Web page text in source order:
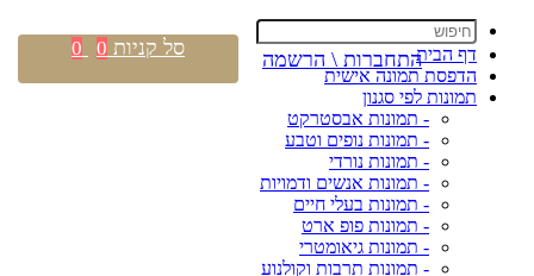
דף הבית
הדפסת תמונה אישית
תמונות לפי סגנון
- תמונות אבסטרקט
- תמונות נופים וטבע
- תמונות נורדי
- תמונות אנשים ודמויות
- תמונות בעלי חיים
- תמונות פופ ארט
- תמונות גיאומטרי
- תמונות תרבות וקולנוע
התחברות \ הרשמה סל קניות 0
0